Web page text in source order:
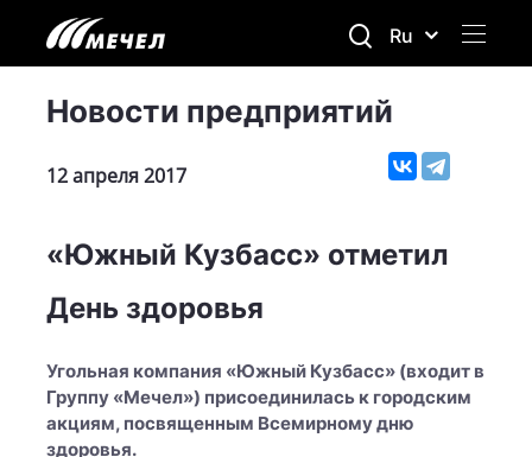
Ru
Новости предприятий
12 апреля 2017
«Южный Кузбасс» отметил
День здоровья
Угольная компания «Южный Кузбасс» (входит в
Группу «Мечел») присоединилась к городским
акциям, посвященным Всемирному дню
здоровья.